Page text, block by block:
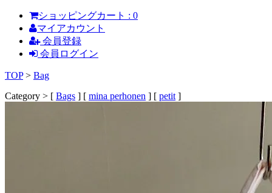
ショッピングカート : 0
マイアカウント
会員登録
会員ログイン
TOP > Bag
Category > [ Bags ] [ mina perhonen ] [ petit ]